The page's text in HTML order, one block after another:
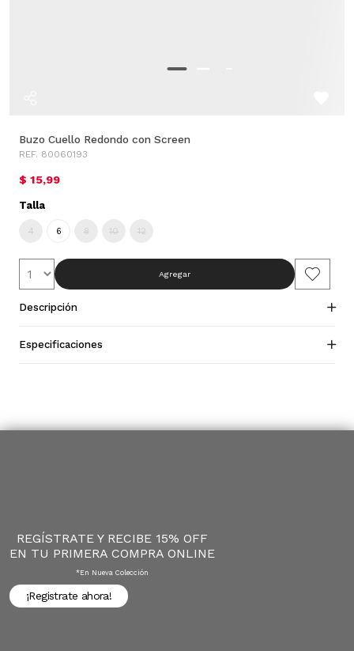
Buzo Cuello Redondo con Screen
REF. 80060193
$ 15,99
Talla
4 6 8 10 12
Agregar
Descripción
Especificaciones
REGÍSTRATE Y RECIBE 15% OFF
EN TU PRIMERA COMPRA ONLINE
*en Nueva Colección
¡Registrate ahora!